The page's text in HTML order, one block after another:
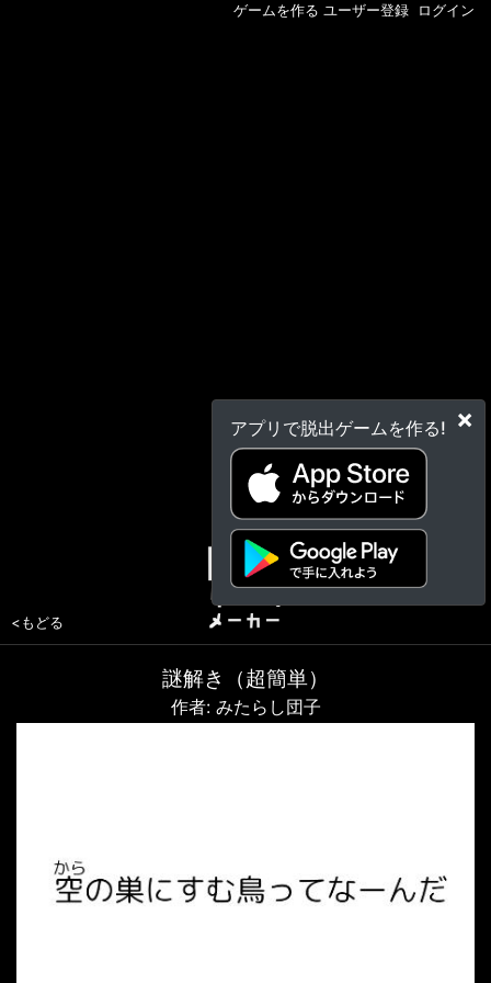
×
アプリで脱出ゲームを作る!
ゲームを作る ユーザー登録 ログイン
<もどる
謎解き（超簡単）
作者: みたらし団子